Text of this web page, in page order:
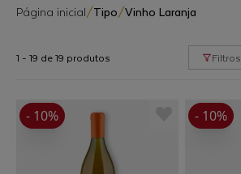
Página inicial/Tipo/Vinho Laranja
1 - 19 de 19 produtos Filtros
- 10% - 10%